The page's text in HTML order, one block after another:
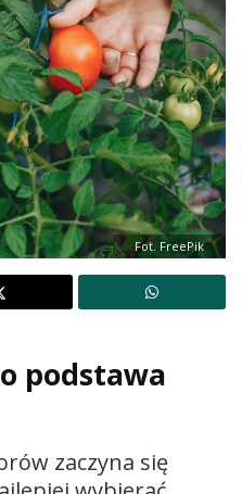
Fot. FreePik
podstawa
zaczyna się